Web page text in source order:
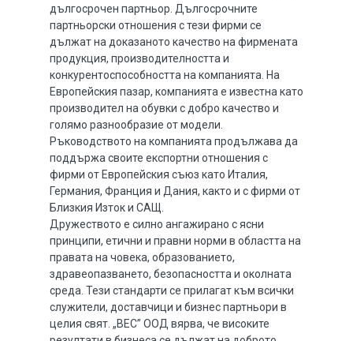
дългосрочен партньор. Дългосрочните
партньорски отношения с тези фирми се
дължат на доказаното качество на фирмената
продукция, производителността и
конкурентоспособността на компанията. На
Европейския пазар, компанията е известна като
производител на обувки с добро качество и
голямо разнообразие от модели.
Ръководството на компанията продължава да
поддържа своите експортни отношения с
фирми от Европейския съюз като Италия,
Германия, Франция и Дания, както и с фирми от
Близкия Изток и САЩ.
Дружеството е силно ангажирано с ясни
принципи, етични и правни норми в областта на
правата на човека, образованието,
здравеопазването, безопасността и околната
среда. Тези стандарти се прилагат към всички
служители, доставчици и бизнес партньори в
целия свят. „ВЕС” ООД вярва, че високите